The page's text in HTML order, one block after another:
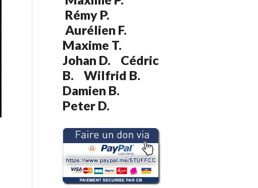
Rémy P.
Aurélien F.
Maxime T.
Johan D. Cédric
B. Wilfrid B.
Damien B.
Peter D.